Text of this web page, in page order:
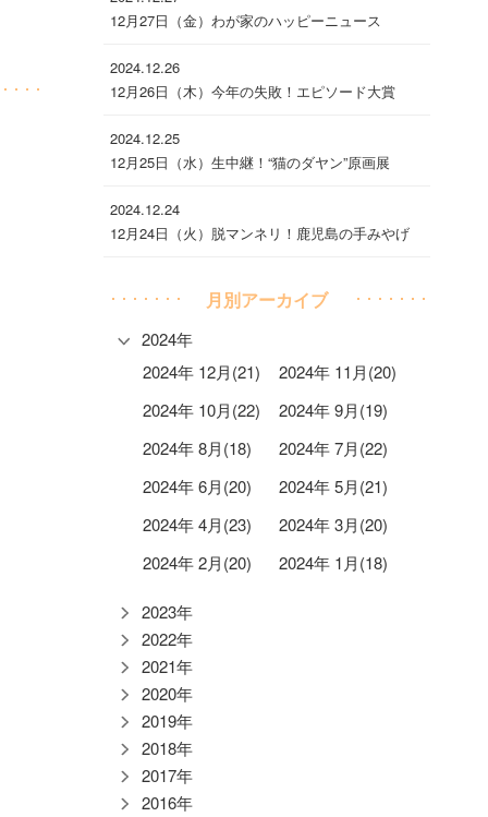
12月27日（金）わが家のハッピーニュース
2024.12.26
12月26日（木）今年の失敗！エピソード大賞
2024.12.25
12月25日（水）生中継！“猫のダヤン”原画展
2024.12.24
12月24日（火）脱マンネリ！鹿児島の手みやげ
月別アーカイブ
2024年
2024年 12月(21)
2024年 11月(20)
2024年 10月(22)
2024年 9月(19)
2024年 8月(18)
2024年 7月(22)
2024年 6月(20)
2024年 5月(21)
2024年 4月(23)
2024年 3月(20)
2024年 2月(20)
2024年 1月(18)
2023年
2022年
2021年
2020年
2019年
2018年
2017年
2016年